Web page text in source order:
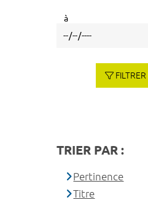
à
TRIER PAR :
Pertinence
Titre